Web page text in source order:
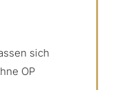
sich
OP